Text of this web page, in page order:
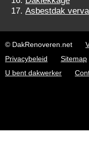
Asbestdak
© DakRenoveren.net
Privacybeleid
Sitemap
U bent dakwerker